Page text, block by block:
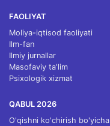
FAOLIYAT
Moliya-iqtisod faoliyati
Ilm-fan
Ilmiy jurnallar
Masofaviy ta'lim
Psixologik xizmat
QABUL 2026
O'qishni ko'chirish bo'yicha